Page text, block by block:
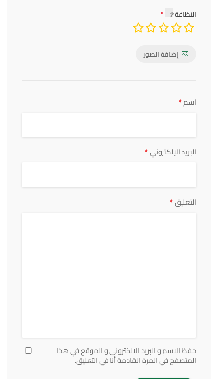
النظافة
إضافة الصور
اسم*
البريد الإلكتروني*
التعليق*
حفظ الاسم و البريد الالكتروني و الموقع في هذا
المتصفح في المرة القادمة أنا في التعليق.